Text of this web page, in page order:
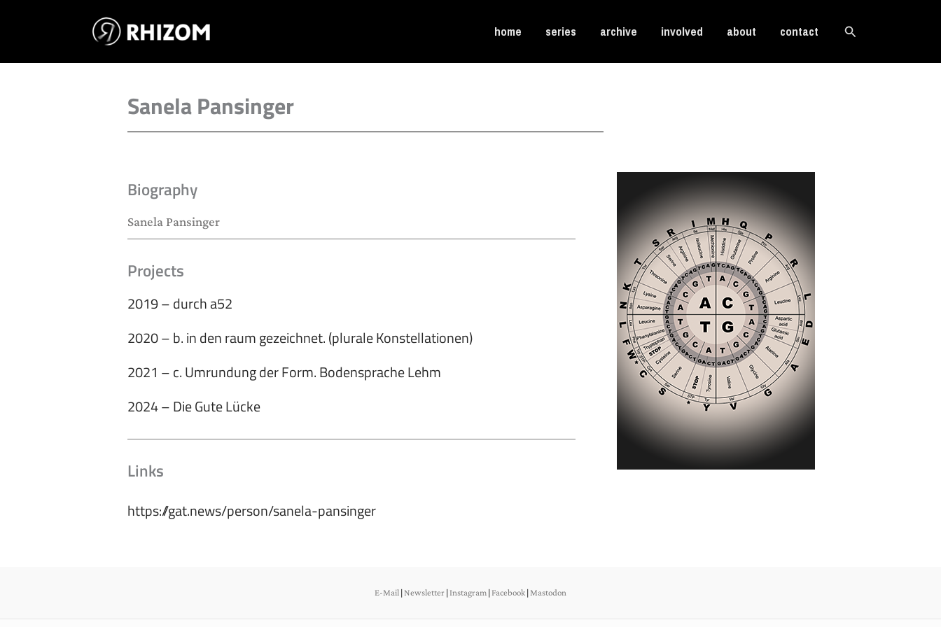
home series archive involved about contact Search
Sanela Pansinger
Biography
Sanela Pansinger
Projects
2019 – durch a52
2020 – b. in den raum gezeichnet. (plurale Konstellationen)
2021 – c. Umrundung der Form. Bodensprache Lehm
2024 – Die Gute Lücke
Links
https://gat.news/person/sanela-pansinger
E-Mail | Newsletter | Instagram | Facebook | Mastodon